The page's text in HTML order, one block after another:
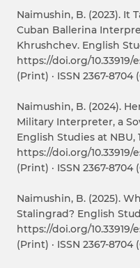
Naimushin, B. (2023). It
Cuban Ballerina
Khrushchev. English
https://doi.org/10.33919/
(Print) · ISSN 2367-8704
Naimushin, B. (2024).
Military Interpreter, a
English Studies at NBU,
https://doi.org/10.33919/
(Print) · ISSN 2367-8704
Naimushin, B. (2025).
Stalingrad? English
https://doi.org/10.33919/
(Print) · ISSN 2367-8704